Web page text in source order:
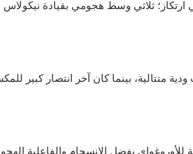
بينما كان آخر انتصار كبير للمكسيك على
للأوروغواي بفضل الانسجام والفاعلية